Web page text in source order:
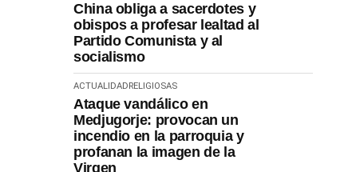
China obliga a sacerdotes y
obispos a profesar lealtad al
Partido Comunista y al
socialismo
ACTUALIDADRELIGIOSAS
Ataque vandálico en
Medjugorje: provocan un
incendio en la parroquia y
profanan la imagen de la
Virgen